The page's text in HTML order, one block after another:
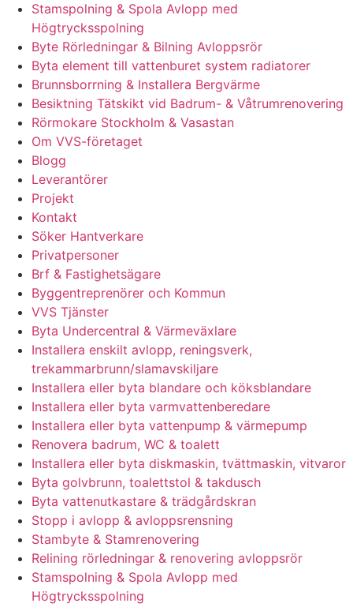
Stamspolning & Spola Avlopp med
Högtrycksspolning
Byte Rörledningar & Bilning Avloppsrör
Byta element till vattenburet system radiatorer
Brunnsborrning & Installera Bergvärme
Besiktning Tätskikt vid Badrum- & Våtrumrenovering
Rörmokare Stockholm & Vasastan
Om VVS-företaget
Blogg
Leverantörer
Projekt
Kontakt
Söker Hantverkare
Privatpersoner
Brf & Fastighetsägare
Byggentreprenörer och Kommun
VVS Tjänster
Byta Undercentral & Värmeväxlare
Installera enskilt avlopp, reningsverk,
trekammarbrunn/slamavskiljare
Installera eller byta blandare och köksblandare
Installera eller byta varmvattenberedare
Installera eller byta vattenpump & värmepump
Renovera badrum, WC & toalett
Installera eller byta diskmaskin, tvättmaskin, vitvaror
Byta golvbrunn, toalettstol & takdusch
Byta vattenutkastare & trädgårdskran
Stopp i avlopp & avloppsrensning
Stambyte & Stamrenovering
Relining rörledningar & renovering avloppsrör
Stamspolning & Spola Avlopp med
Högtrycksspolning